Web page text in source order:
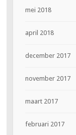
mei 2018
april 2018
december 2017
november 2017
maart 2017
februari 2017